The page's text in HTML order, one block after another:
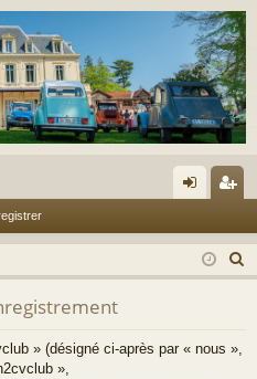
ne
xi
nr
eg
re
e
» (désigné ci-après par « nous »,
»,